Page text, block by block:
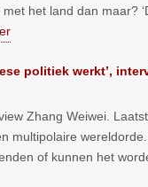
het land dan maar?
politiek werkt’,
Zhang Weiwei.
multipolaire
of kunnen het